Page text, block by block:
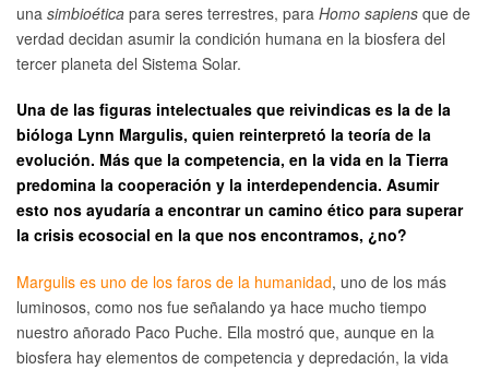
una simbioética para seres terrestres, para Homo sapiens que de
verdad decidan asumir la condición humana en la biosfera del
tercer planeta del Sistema Solar.
Una de las figuras intelectuales que reivindicas es la de la
bióloga Lynn Margulis, quien reinterpretó la teoría de la
evolución. Más que la competencia, en la vida en la Tierra
predomina la cooperación y la interdependencia. Asumir
esto nos ayudaría a encontrar un camino ético para superar
la crisis ecosocial en la que nos encontramos, ¿no?
Margulis es uno de los faros de la humanidad, uno de los más
luminosos, como nos fue señalando ya hace mucho tiempo
nuestro añorado Paco Puche. Ella mostró que, aunque en la
biosfera hay elementos de competencia y depredación, la vida